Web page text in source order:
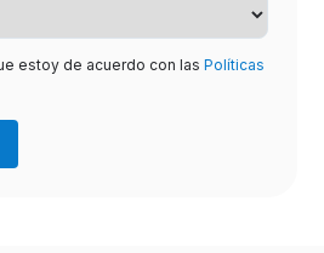
estoy de acuerdo con lasPolíticas